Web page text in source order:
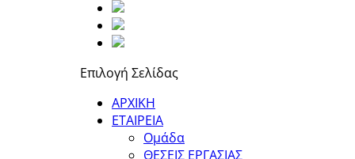
Επιλογή Σελίδας
ΑΡΧΙΚΗ
ΕΤΑΙΡΕΙΑ
Ομάδα
ΘΕΣΕΙΣ ΕΡΓΑΣΙΑΣ